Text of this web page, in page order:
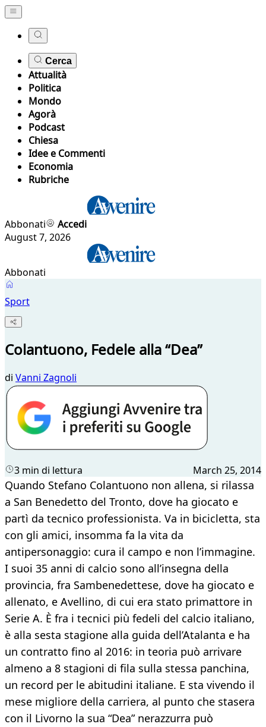
Cerca
Attualità
Politica
Mondo
Agorà
Podcast
Chiesa
Idee e Commenti
Economia
Rubriche
Abbonati
Accedi
August 7, 2026
Abbonati
Sport
Colantuono, Fedele alla “Dea”
di Vanni Zagnoli
3 min di lettura March 25, 2014
Quando Stefano Colantuono non allena, si rilassa
a San Benedetto del Tronto, dove ha giocato e
partì da tecnico professionista. Va in bicicletta, sta
con gli amici, insomma fa la vita da
antipersonaggio: cura il campo e non l’immagine.
I suoi 35 anni di calcio sono all’insegna della
provincia, fra Sambenedettese, dove ha giocato e
allenato, e Avellino, di cui era stato primattore in
Serie A. È fra i tecnici più fedeli del calcio italiano,
è alla sesta stagione alla guida dell’Atalanta e ha
un contratto fino al 2016: in teoria può arrivare
almeno a 8 stagioni di fila sulla stessa panchina,
un record per le abitudini italiane. E sta vivendo il
mese migliore della carriera, al punto che stasera
con il Livorno la sua “Dea” nerazzurra può